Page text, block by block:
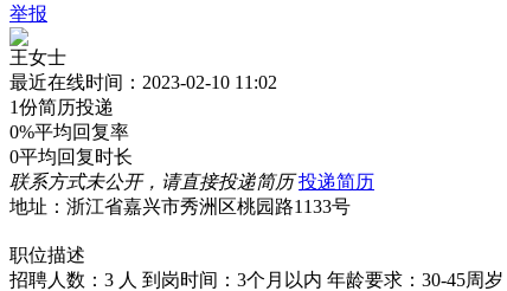
举报
王女士
最近在线时间：2023-02-10 11:02
1份简历投递
0%平均回复率
0平均回复时长
联系方式未公开，请直接投递简历 投递简历
地址：浙江省嘉兴市秀洲区桃园路1133号
职位描述
招聘人数：3 人 到岗时间：3个月以内 年龄要求：30-45周岁